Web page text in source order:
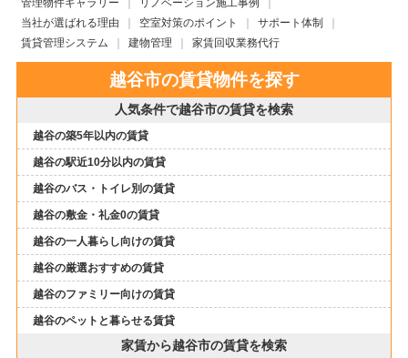
管理物件ギャラリー
リノベーション施工事例
当社が選ばれる理由
空室対策のポイント
サポート体制
賃貸管理システム
建物管理 家賃回収業務代行
越谷市の賃貸物件を探す
人気条件で越谷市の賃貸を検索
越谷の築5年以内の賃貸
越谷の駅近10分以内の賃貸
越谷のバス・トイレ別の賃貸
越谷の敷金・礼金0の賃貸
越谷の一人暮らし向けの賃貸
越谷の厳選おすすめの賃貸
越谷のファミリー向けの賃貸
越谷のペットと暮らせる賃貸
家賃から越谷市の賃貸を検索